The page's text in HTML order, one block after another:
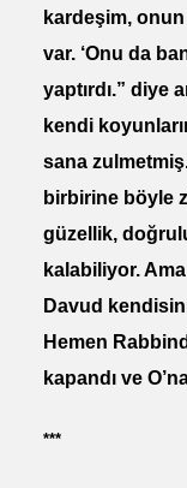
kardeşim,
var. ‘Onu da
yaptırdı.” diye
kendi
sana
birbirine böyle
güzellik,
kalabiliyor.
Davud
Hemen
kapandı ve
***